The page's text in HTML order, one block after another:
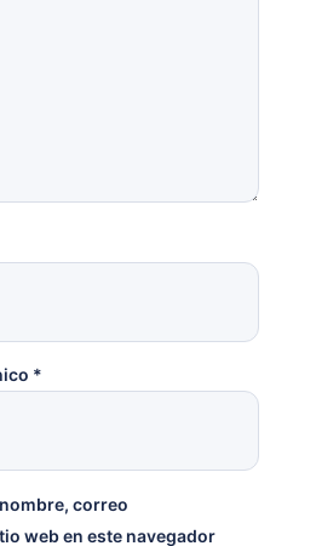
*
correo
web en este navegador